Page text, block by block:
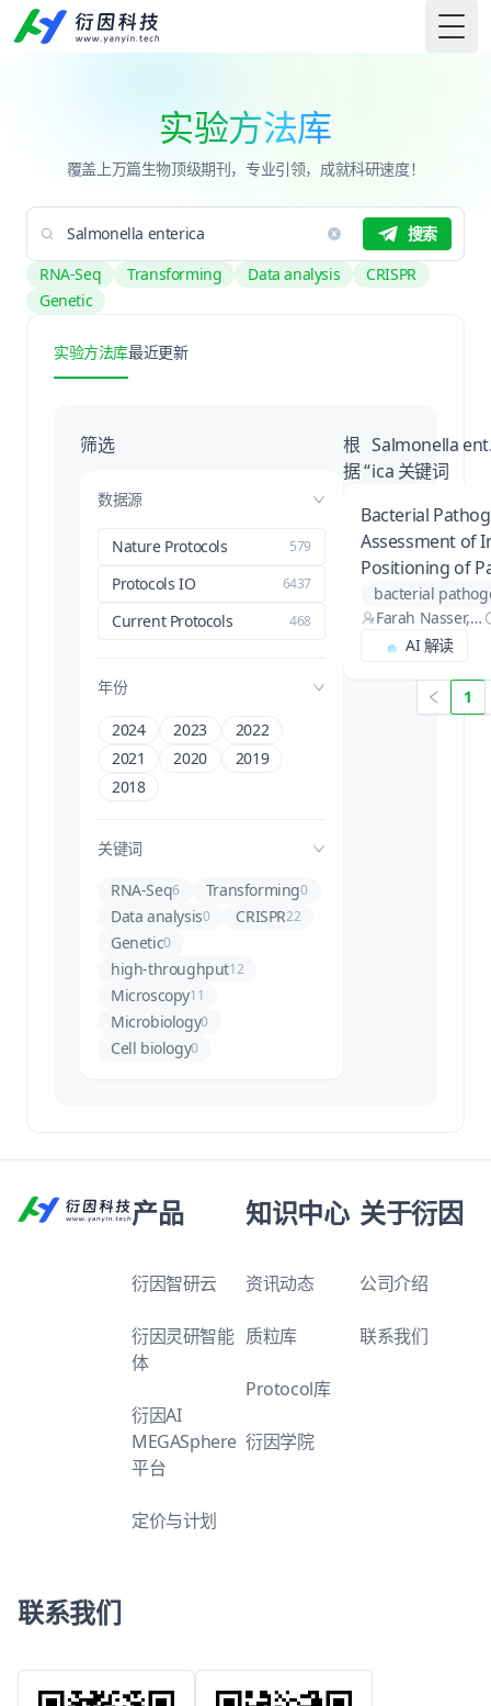
实验方法库
覆盖上万篇生物顶级期刊，专业引领，成就科研速度！
搜索
RNA-Seq
Transforming Data analysis
CRISPR
Genetic
实验方法库最近更新
筛选
数据源
Nature Protocols 579
Protocols IO 6437
Current Protocols 468
年份
2024 2023
2022
2021
2020
2019
2018
关键词
RNA-Seq6 Transforming0
Data analysis0 CRISPR22
Genetic0
high-throughput12
Microscopy11
Microbiology0
Cell biology0
根
据 “
Salmonella
ica 关键词
Bacterial
Assessment of
Positioning of
Containing
During Infection
bacterial
host-pathogen
intracellular
Salmonella
Farah Nasser,
Mosopefoluwa
ezevic, Vanessa
M. D'Costa, Far
AI 解读
1
产品
衍因智研云
衍因灵研智能
体
衍因AI
MEGASphere
平台
定价与计划
知识中心
资讯动态
质粒库
Protocol库
衍因学院
关于衍因
公司介绍
联系我们
联系我们